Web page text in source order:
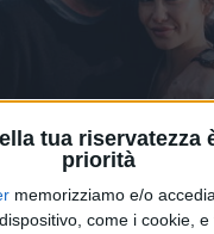
tua riservatezza
priorità
memorizziamo e/o
come i cookie,
23 mag 2023